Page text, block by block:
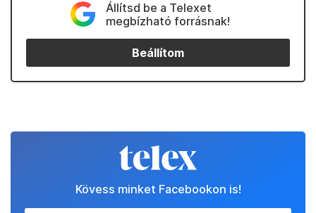
Állítsd be a Telexet
megbízható forrásnak!
Beállítom
Kövess minket Facebookon is!